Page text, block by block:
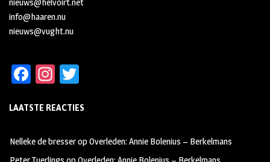
info@haaren.nu
nieuws@vught.nu
Fa
b
oo
k
In
ag
m
tt
LAATSTE REACTIES
Nelleke de bresseropOverleden: Annie Bolenius – Berkelmans